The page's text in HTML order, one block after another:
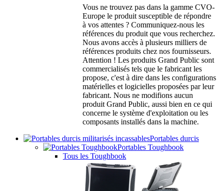
Vous ne trouvez pas dans la gamme CVO-
Europe le produit susceptible de répondre
à vos attentes ? Communiquez-nous les
références du produit que vous recherchez.
Nous avons accès à plusieurs milliers de
références produits chez nos fournisseurs.
Attention ! Les produits Grand Public sont
commercialisés tels que le fabricant les
propose, c'est à dire dans les configurations
matérielles et logicielles proposées par leur
fabricant. Nous ne modifions aucun
produit Grand Public, aussi bien en ce qui
concerne le système d'exploitation ou les
composants installés dans la machine.
Portables durcis
Portables Toughbook
Tous les Toughbook